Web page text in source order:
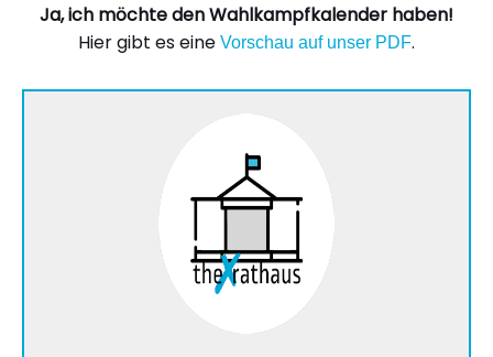
Ja, ich möchte den Wahlkampfkalender haben!
Hier gibt es eine Vorschau auf unser PDF.